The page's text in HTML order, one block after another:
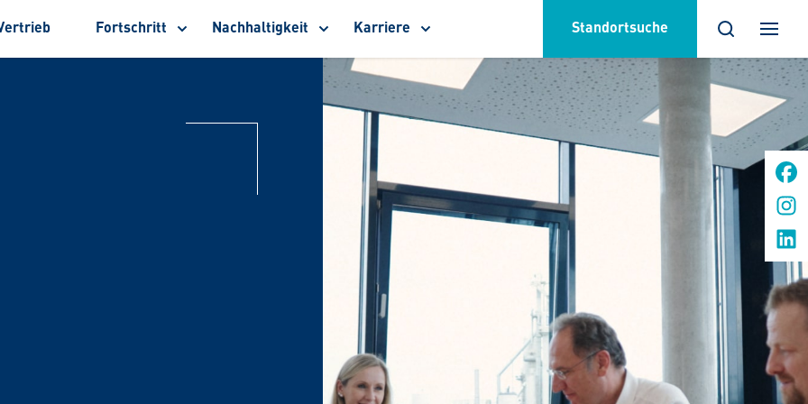
Fortschritt
Untermenü
Nachhaltigkeit
Untermenü
KarriereUntermenü
Standortsuche